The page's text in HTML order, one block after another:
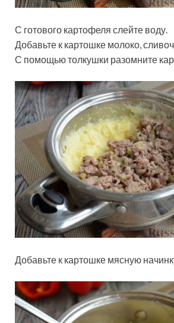
С готового картофеля слейте воду.
Добавьте к картошке молоко,
С помощью толкушки разомните
Добавьте к картошке мясную